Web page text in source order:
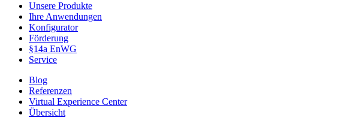
Unsere Produkte
Ihre Anwendungen
Konfigurator
Förderung
§14a EnWG
Service
Blog
Referenzen
Virtual Experience Center
Übersicht